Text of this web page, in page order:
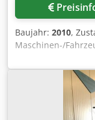
Baujahr: 2010,
Maschinen-/
Glattrohr; oder
Kerndurchmesser
max. 1200 mm;